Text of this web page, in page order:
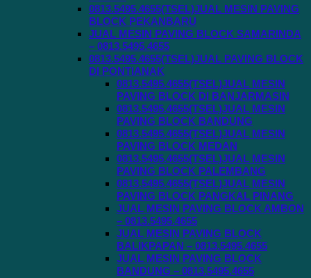
0813.5495.4655(TSEL)JUAL MESIN PAVING
BLOCK PEKANBARU
JUAL MESIN PAVING BLOCK SAMARINDA
– 0813.5495.4655
0813.5495.4655(TSEL)JUAL PAVING BLOCK
DI PONTIANAK
0813.5495.4655(TSEL)JUAL MESIN
PAVING BLOCK DI BANJARMASIN
0813.5495.4655(TSEL)JUAL MESIN
PAVING BLOCK BANDUNG
0813.5495.4655(TSEL)JUAL MESIN
PAVING BLOCK MEDAN
0813.5495.4655(TSEL)JUAL MESIN
PAVING BLOCK PALEMBANG
0813.5495.4655(TSEL)JUAL MESIN
PAVING BLOCK PANGKAL PINANG
JUAL MESIN PAVING BLOCK AMBON
– 0813.5495.4655
JUAL MESIN PAVING BLOCK
BALIKPAPAN – 0813.5495.4655
JUAL MESIN PAVING BLOCK
BANDUNG – 0813.5495.4655